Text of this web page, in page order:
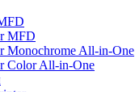
MFD
Monochrome All-in-One
Color All-in-One